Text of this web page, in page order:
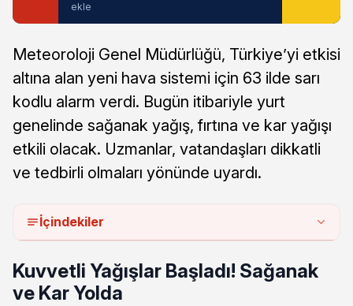
ekle
Meteoroloji Genel Müdürlüğü, Türkiye’yi etkisi
altına alan yeni hava sistemi için 63 ilde sarı
kodlu alarm verdi. Bugün itibariyle yurt
genelinde sağanak yağış, fırtına ve kar yağışı
etkili olacak. Uzmanlar, vatandaşları dikkatli
ve tedbirli olmaları yönünde uyardı.
İçindekiler
Kuvvetli Yağışlar Başladı! Sağanak
ve Kar Yolda